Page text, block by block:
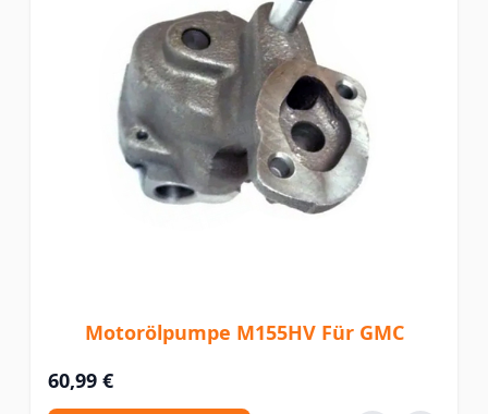
Motorölpumpe M155HV Für GMC
60,99 €